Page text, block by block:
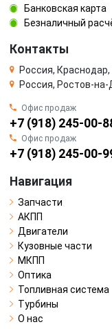
Банковская карта
Безналичный
Контакты
Россия,
Россия, Ростов-
Офис продаж
+7 (918) 245-00-
Офис продаж
+7 (918) 245-00-
Навигация
Запчасти
АКПП
Двигатели
Кузовные части
МКПП
Оптика
Топливная система
Турбины
О нас